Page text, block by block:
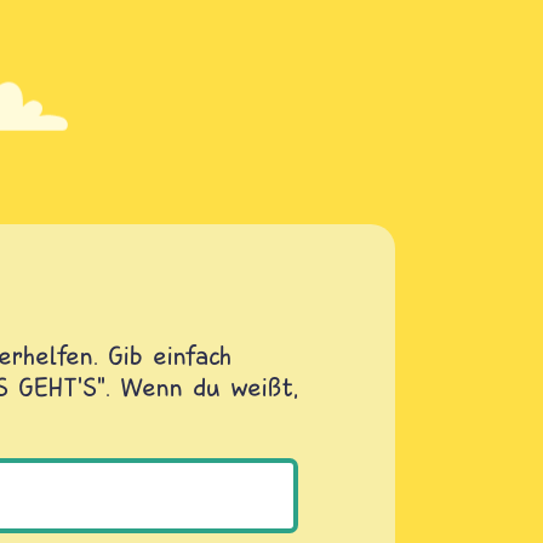
Gib einfach
Wenn du weißt,